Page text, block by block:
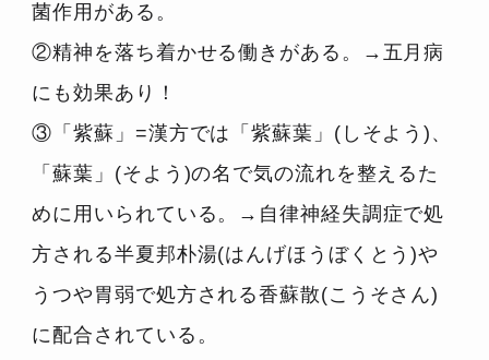
菌作用がある。
②精神を落ち着かせる働きがある。→五月病
にも効果あり！
③「紫蘇」=漢方では「紫蘇葉」(しそよう)、
「蘇葉」(そよう)の名で気の流れを整えるた
めに用いられている。→自律神経失調症で処
方される半夏邦朴湯(はんげほうぼくとう)や
うつや胃弱で処方される香蘇散(こうそさん)
に配合されている。